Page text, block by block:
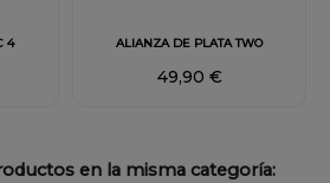
4 ALIANZA DE PLATA TWO
49,90 €
en la misma categoría: